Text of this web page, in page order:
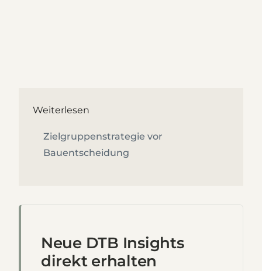
Weiterlesen
Zielgruppenstrategie vor
Bauentscheidung
Neue DTB Insights
direkt erhalten